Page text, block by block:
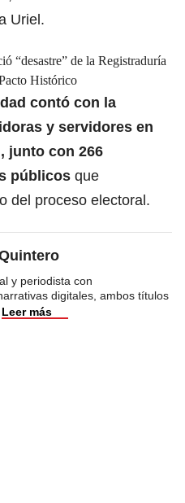
Uriel.
“desastre” de la Registraduría
Histórico
contó con la
y servidores en
junto con 266
públicos que
del proceso electoral.
y periodista con
digitales, ambos títulos
Leer más